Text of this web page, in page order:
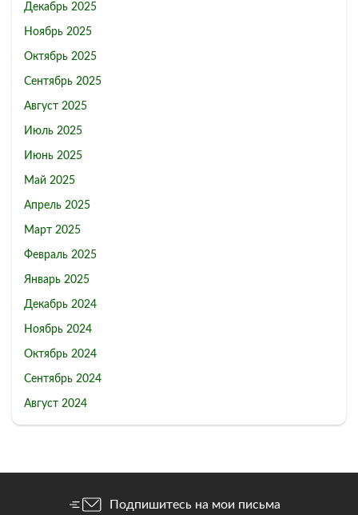
Декабрь 2025
Ноябрь 2025
Октябрь 2025
Сентябрь 2025
Август 2025
Июль 2025
Июнь 2025
Май 2025
Апрель 2025
Март 2025
Февраль 2025
Январь 2025
Декабрь 2024
Ноябрь 2024
Октябрь 2024
Сентябрь 2024
Август 2024
Подпишитесь на мои письма